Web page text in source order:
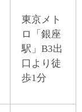
東京メト
ロ「銀座
駅」B3出
口より徒
歩1分